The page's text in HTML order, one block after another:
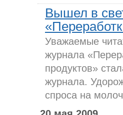
Вышел в
Уважаемые
журнала
продуктов»
журнала.
спроса на